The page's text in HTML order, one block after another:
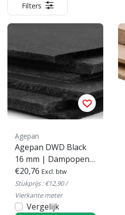
Filters
Agepan
Agepan DWD Black
16 mm | Dampopen
MDF Houtvezelplaat
€20,76 Excl. btw
Stukprijs : €12,90 /
Vierkante meter
Vergelijk